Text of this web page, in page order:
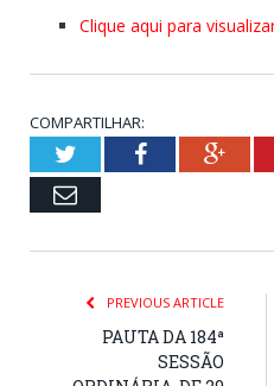
Clique aqui para
COMPARTILHAR:
TwitterFacebook
Email
PREVIOUS ARTICLE
PAUTA DA 184ª
SESSÃO